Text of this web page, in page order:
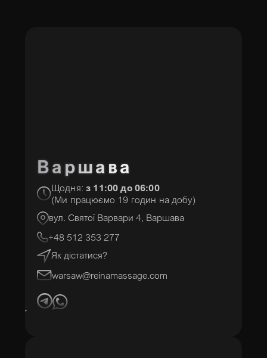
Варшава
Щодня: з 11:00 до 06:00
(Ми працюємо 19 годин на добу)
вул. Святої Варвари 4, Варшава
+48 512 353 277
Як дістатися?
warsaw@reinamassage.com